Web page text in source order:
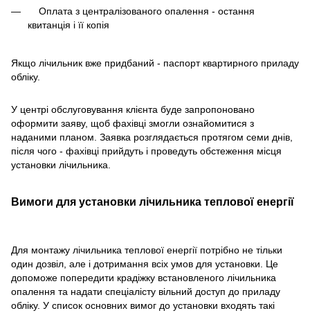
Оплата з централізованого опалення - остання
квитанція і її копія
Якщо лічильник вже придбаний - паспорт квартирного приладу
обліку.
У центрі обслуговування клієнта буде запропоновано
оформити заяву, щоб фахівці змогли ознайомитися з
наданими планом. Заявка розглядається протягом семи днів,
після чого - фахівці прийдуть і проведуть обстеження місця
установки лічильника.
Вимоги для установки лічильника теплової енергії
Для монтажу лічильника теплової енергії потрібно не тільки
один дозвіл, але і дотримання всіх умов для установки. Це
допоможе попередити крадіжку встановленого лічильника
опалення та надати спеціалісту вільний доступ до приладу
обліку. У список основних вимог до установки входять такі